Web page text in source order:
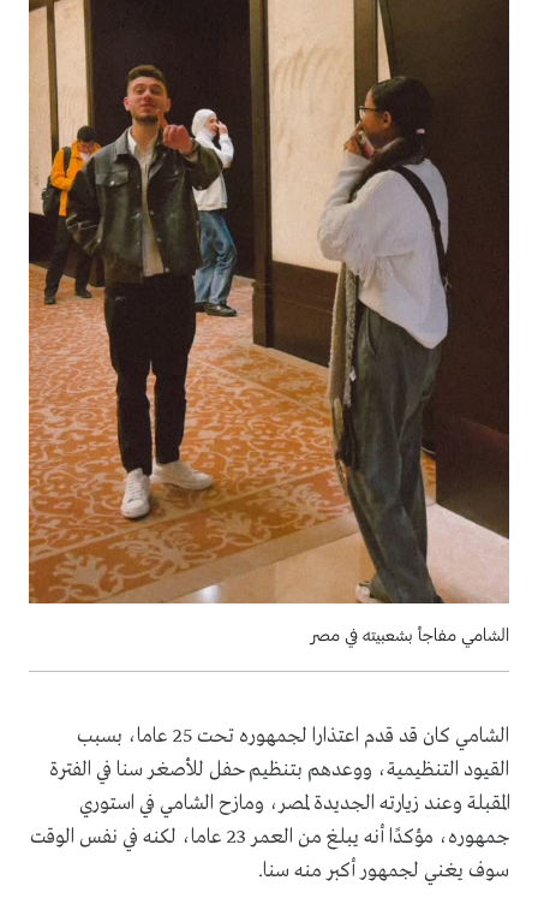
الشامي مفاجأ بشعبيته في مصر
الشامي كان قد قدم اعتذارا لجمهوره تحت 25 عاما، بسبب
القيود التنظيمية، ووعدهم بتنظيم حفل للأصغر سنا في الفترة
المقبلة وعند زيارته الجديدة لمصر، ومازح الشامي في استوري
جمهوره، مؤكدًا أنه يبلغ من العمر 23 عاما، لكنه في نفس الوقت
سوف يغني لجمهور أكبر منه سنا.